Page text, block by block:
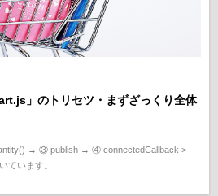
」のトリセツ・まずざっくり全体
→ ③ publish → ④ connectedCallback >
ています。..